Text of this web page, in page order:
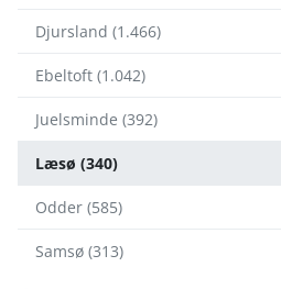
Djursland (1.466)
Ebeltoft (1.042)
Juelsminde (392)
Læsø (340)
Odder (585)
Samsø (313)